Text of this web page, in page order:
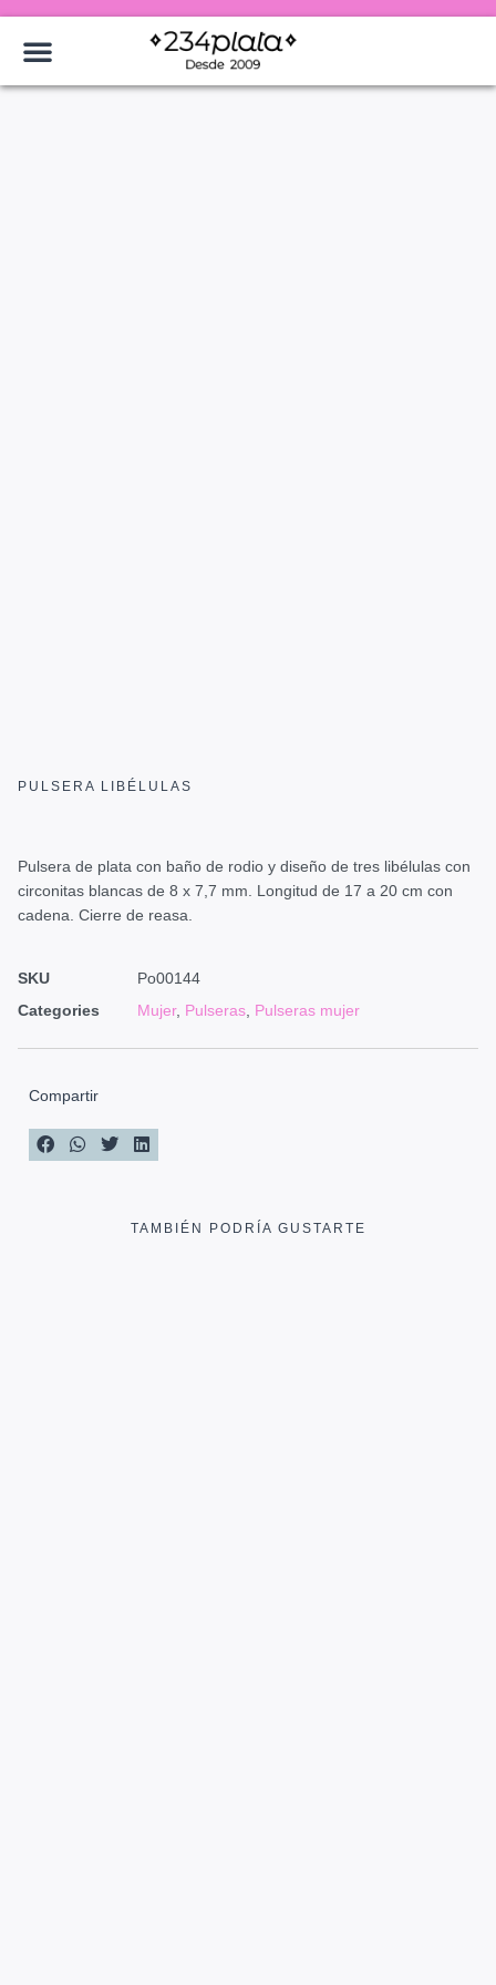
PULSERA LIBÉLULAS
Pulsera de plata con baño de rodio y diseño de tres libélulas con
circonitas blancas de 8 x 7,7 mm. Longitud de 17 a 20 cm con
cadena. Cierre de reasa.
SKU
Po00144
Categories
Mujer, Pulseras Pulseras mujer
Compartir
TAMBIÉN PODRÍA GUSTARTE